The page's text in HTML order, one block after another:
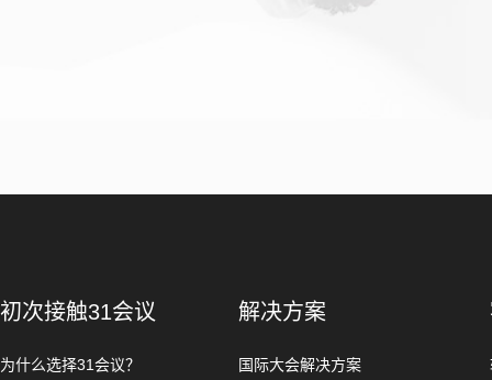
初次接触31会议
为什么选择31会议？
解决方案
国际大会解决方案